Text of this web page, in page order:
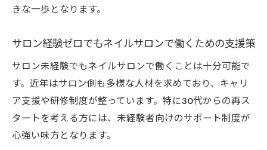
きな一歩となります。
サロン経験ゼロでもネイルサロンで働くための支援策
サロン未経験でもネイルサロンで働くことは十分可能で
す。近年はサロン側も多様な人材を求めており、キャリ
ア支援や研修制度が整っています。特に30代からの再ス
タートを考える方には、未経験者向けのサポート制度が
心強い味方となります。